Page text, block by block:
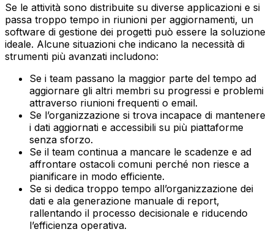
Se le attività sono distribuite su diverse applicazioni e si
passa troppo tempo in riunioni per aggiornamenti, un
software di gestione dei progetti può essere la soluzione
ideale. Alcune situazioni che indicano la necessità di
strumenti più avanzati includono:
Se i team passano la maggior parte del tempo ad
aggiornare gli altri membri su progressi e problemi
attraverso riunioni frequenti o email.
Se l’organizzazione si trova incapace di mantenere
i dati aggiornati e accessibili su più piattaforme
senza sforzo.
Se il team continua a mancare le scadenze e ad
affrontare ostacoli comuni perché non riesce a
pianificare in modo efficiente.
Se si dedica troppo tempo all’organizzazione dei
dati e ala generazione manuale di report,
rallentando il processo decisionale e riducendo
l’efficienza operativa.